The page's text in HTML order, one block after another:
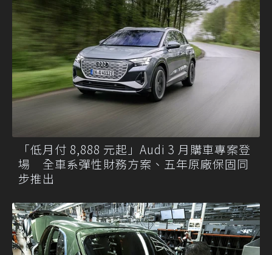
「低月付 8,888 元起」Audi 3 月購車專案登
場 全車系彈性財務方案、五年原廠保固同
步推出